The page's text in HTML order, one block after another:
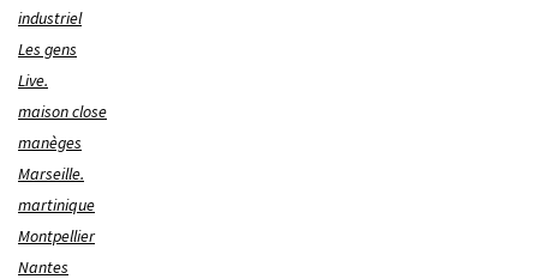
industriel
Les gens
Live.
maison close
manèges
Marseille.
martinique
Montpellier
Nantes